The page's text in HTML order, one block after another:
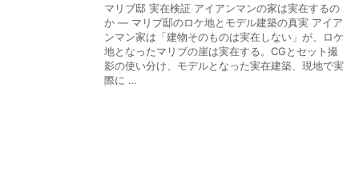
マリブ邸 実在検証 アイアンマンの家は実在するの
か — マリブ邸のロケ地とモデル建築の真実 アイア
ンマン家は「建物そのものは実在しない」が、ロケ
地となったマリブの崖は実在する。CGとセット撮
影の使い分け、モデルとなった実在建築、現地で実
際に …